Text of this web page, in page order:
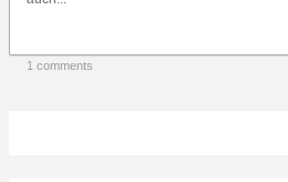
1 comments